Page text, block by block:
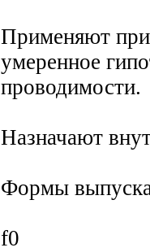
Применяют при
умеренное
проводимости.
Назначают
Формы
f0